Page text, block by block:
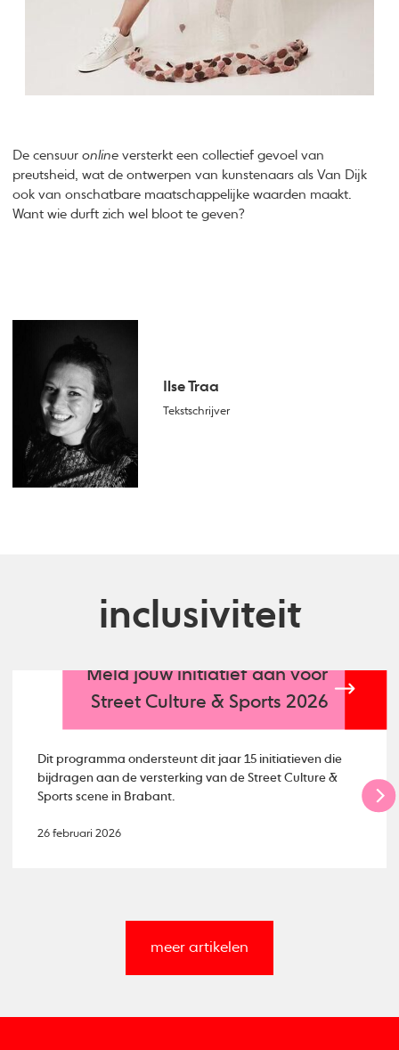
De censuuronline versterkt een collectief gevoel van
preutsheid, wat de ontwerpen van kunstenaars als Van Dijk
ook van onschatbare maatschappelijke waarden maakt.
Want wie durft zich wel bloot te geven?
Ilse Traa
Tekstschrijver
inclusiviteit
Meld jouw initiatief aan voor
Street Culture & Sports 2026
Dit programma ondersteunt dit jaar 15 initiatieven die
bijdragen aan de versterking van de Street Culture &
Sports scene in Brabant.
26 februari 2026
meer artikelen